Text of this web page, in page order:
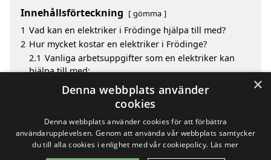
Innehållsförteckning gömma
1 Vad kan en elektriker i Frödinge hjälpa till med?
2 Hur mycket kostar en elektriker i Frödinge?
2.1 Vanliga arbetsuppgifter som en elektriker kan
hjälpa till med:
Fördelar med att välja elektriker i Frödinge
Sök efter en skicklig elektriker i de omgivande
×
Denna webbplats använder
cookies
Denna webbplats använder cookies för att förbättra
användarupplevelsen. Genom att använda vår webbplats samtycker
du till alla cookies i enlighet med vår cookiepolicy. Läs mer